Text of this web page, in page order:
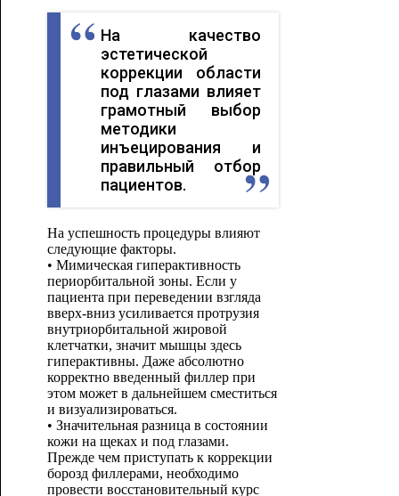
На качество
эстетической
коррекции области
под глазами влияет
грамотный выбор
методики
инъецирования и
правильный отбор
пациентов.
На успешность процедуры влияют
следующие факторы.
• Мимическая гиперактивность
периорбитальной зоны. Если у
пациента при переведении взгляда
вверх-вниз усиливается протрузия
внутриорбитальной жировой
клетчатки, значит мышцы здесь
гиперактивны. Даже абсолютно
корректно введенный филлер при
этом может в дальнейшем сместиться
и визуализироваться.
• Значительная разница в состоянии
кожи на щеках и под глазами.
Прежде чем приступать к коррекции
борозд филлерами, необходимо
провести восстановительный курс